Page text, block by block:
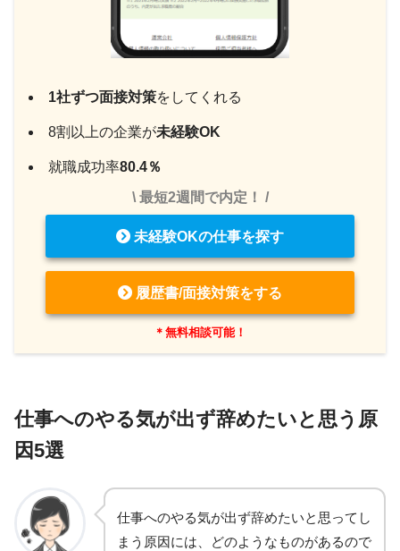
1社ずつ面接対策をしてくれる
8割以上の企業が未経験OK
就職成功率80.4％
\ 最短2週間で内定！ /
未経験OKの仕事を探す
履歴書/面接対策をする
＊無料相談可能！
仕事へのやる気が出ず辞めたいと思う原
因5選
仕事へのやる気が出ず辞めたいと思ってし
まう原因には、どのようなものがあるので